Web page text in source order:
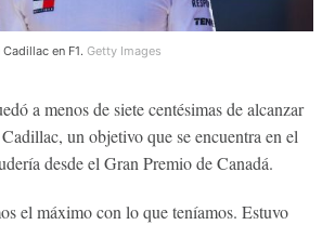
en F1. Getty Images
a menos de siete centésimas de alcanzar
un objetivo que se encuentra en el
desde el Gran Premio de Canadá.
el máximo con lo que teníamos. Estuvo